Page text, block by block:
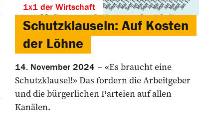
1x1 der Wirtschaft
Schutzklauseln: Auf Kosten
der Löhne
14. November 2024
«Es braucht eine
Schutzklausel!» Das ­fordern die Arbeitgeber
und die bürgerlichen Parteien auf allen
Kanälen.